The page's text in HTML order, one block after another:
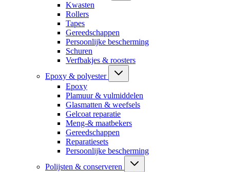
Kwasten
Rollers
Tapes
Gereedschappen
Persoonlijke bescherming
Schuren
Verfbakjes & roosters
Epoxy & polyester
Epoxy
Plamuur & vulmiddelen
Glasmatten & weefsels
Gelcoat reparatie
Meng-& maatbekers
Gereedschappen
Reparatiesets
Persoonlijke bescherming
Polijsten & conserveren